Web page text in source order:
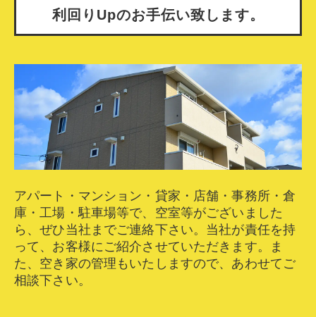
利回りUpのお手伝い致します。
アパート・マンション・貸家・店舗・事務所・倉
庫・工場・駐車場等で、空室等がございました
ら、ぜひ当社までご連絡下さい。当社が責任を持
って、お客様にご紹介させていただきます。ま
た、空き家の管理もいたしますので、あわせてご
相談下さい。